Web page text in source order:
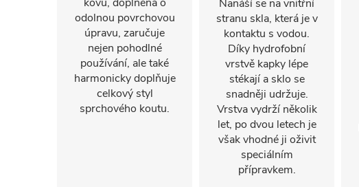
odolnou povrchovou
úpravu, zaručuje
nejen pohodlné
používání, ale také
harmonicky doplňuje
celkový styl
sprchového koutu.
Nanáší se na vnitřní
stranu skla, která je v
kontaktu s vodou.
Díky hydrofobní
vrstvě kapky lépe
stékají a sklo se
snadněji udržuje.
Vrstva vydrží několik
let, po dvou letech je
však vhodné ji oživit
speciálním
přípravkem.